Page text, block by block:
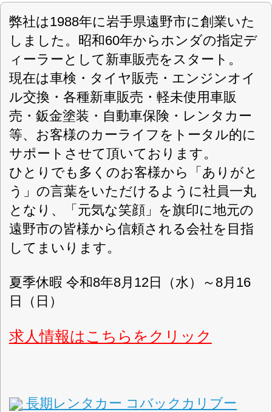
長期レンタカー コバックカリブー
店舗詳細
車検のコバック 遠野店
〈店舗直通フリーダイヤル0120-322-589 〉
会社名 (有)駒形モータース
住所
〒028-0541 岩手県遠野市松崎白岩19-60-
認可 東北整指 第2-590号
電話番号 0198-62-6611
FAX番号 0198-62-7486
URL https://www.komagata-m.com/
営業案内 9:00～18:00
定休日
毎週水曜日・第1・3・5木曜日・GW・夏
取扱車検 スーパーディスカウント車検
お支払方法 現金・ローン